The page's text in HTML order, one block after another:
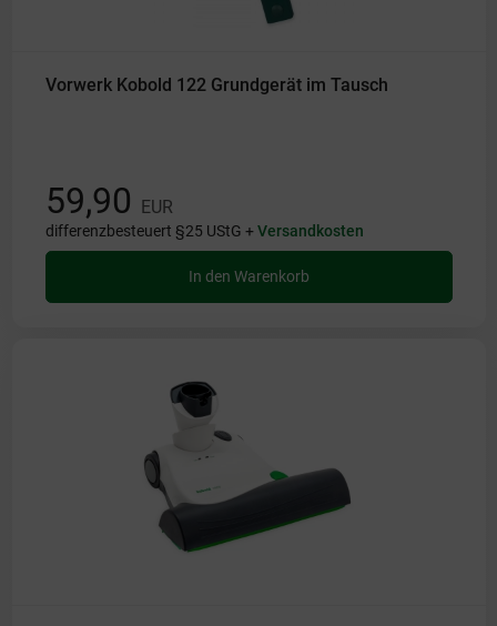
Vorwerk Kobold 122 Grundgerät im Tausch
59,90 EUR
differenzbesteuert §25 UStG +Versandkosten
In den Warenkorb